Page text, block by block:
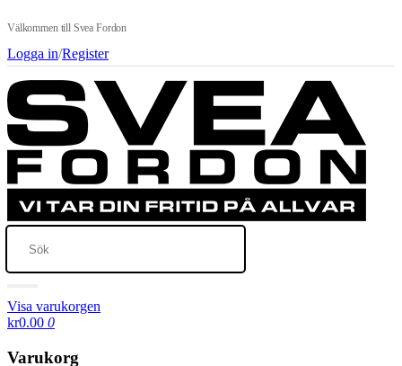
Välkommen till Svea Fordon
Logga in/Register
Visa varukorgen
kr0.00 0
Varukorg